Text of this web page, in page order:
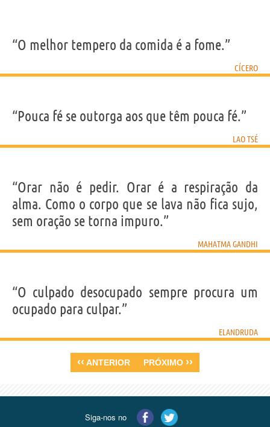
“O melhor tempero da comida é a fome.”
CÍCERO
“Pouca fé se outorga aos que têm pouca fé.”
LAO TSÉ
“Orar não é pedir. Orar é a respiração da
alma. Como o corpo que se lava não fica sujo,
sem oração se torna impuro.”
MAHATMA GANDHI
“O culpado desocupado sempre procura um
ocupado para culpar.”
ELANDRUDA
‹‹ ANTERIOR PRÓXIMO ››
Siga-nos no